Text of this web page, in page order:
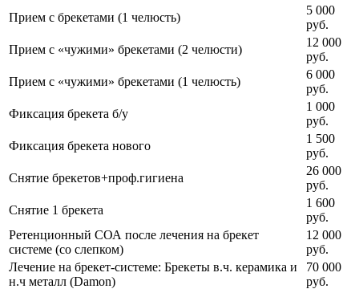
Прием с брекетами (1 челюсть)
5 000
руб.
Прием с «чужими» брекетами (2 челюсти)
12 000
руб.
Прием с «чужими» брекетами (1 челюсть)
6 000
руб.
Фиксация брекета б/у
1 000
руб.
Фиксация брекета нового
1 500
руб.
Снятие брекетов+проф.гигиена
26 000
руб.
Снятие 1 брекета
1 600
руб.
Ретенционный СОА после лечения на брекет
системе (со слепком)
12 000
руб.
Лечение на брекет-системе: Брекеты в.ч. керамика и
н.ч металл (Damon)
70 000
руб.